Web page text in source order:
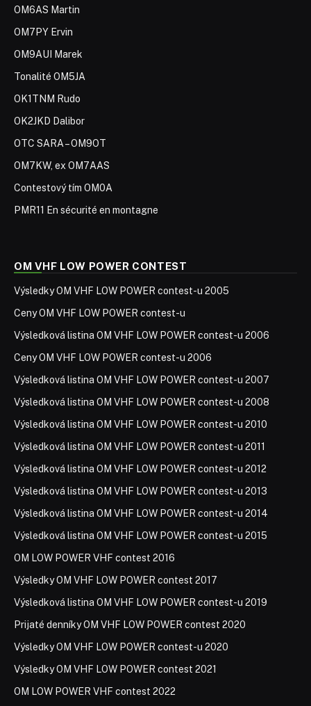
OM6AS Martin
OM7PY Ervin
OM9AUI Marek
Tonalité OM5JA
OK1TNM Rudo
OK2JKD Dalibor
OTC SARA – OM9OT
OM7KW, ex OM7AAS
Contestový tím OM0A
PMR11 En sécurité en montagne
OM VHF LOW POWER CONTEST
Výsledky OM VHF LOW POWER contest-u 2005
Ceny OM VHF LOW POWER contest-u
Výsledková listina OM VHF LOW POWER contest-u 2006
Ceny OM VHF LOW POWER contest-u 2006
Výsledková listina OM VHF LOW POWER contest-u 2007
Výsledková listina OM VHF LOW POWER contest-u 2008
Výsledková listina OM VHF LOW POWER contest-u 2010
Výsledková listina OM VHF LOW POWER contest-u 2011
Výsledková listina OM VHF LOW POWER contest-u 2012
Výsledková listina OM VHF LOW POWER contest-u 2013
Výsledková listina OM VHF LOW POWER contest-u 2014
Výsledková listina OM VHF LOW POWER contest-u 2015
OM LOW POWER VHF contest 2016
Výsledky OM VHF LOW POWER contest 2017
Výsledková listina OM VHF LOW POWER contest-u 2019
Prijaté denníky OM VHF LOW POWER contest 2020
Výsledky OM VHF LOW POWER contest-u 2020
Výsledky OM VHF LOW POWER contest 2021
OM LOW POWER VHF contest 2022